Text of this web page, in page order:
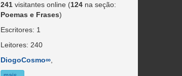
241visitantes online (124na seção:
Poemas e Frases)
Escritores: 1
Leitores: 240
DiogoCosmo∞,